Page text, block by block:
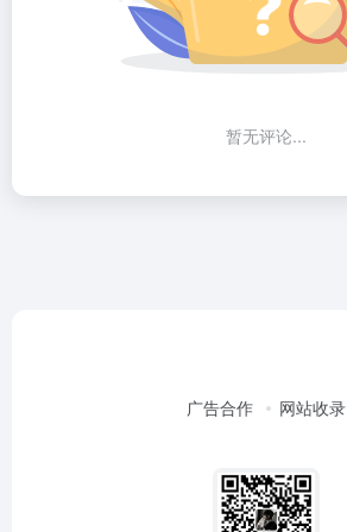
暂无评论...
广告合作 网站收录